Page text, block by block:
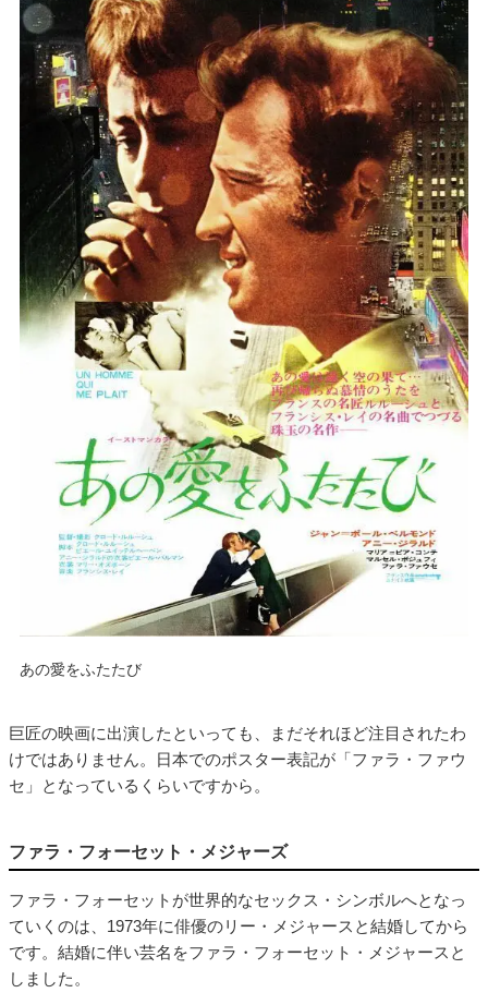
あの愛をふたたび
巨匠の映画に出演したといっても、まだそれほど注目されたわ
けではありません。日本でのポスター表記が「ファラ・ファウ
セ」となっているくらいですから。
ファラ・フォーセット・メジャーズ
ファラ・フォーセットが世界的なセックス・シンボルへとなっ
ていくのは、1973年に俳優のリー・メジャースと結婚してから
です。結婚に伴い芸名をファラ・フォーセット・メジャースと
しました。